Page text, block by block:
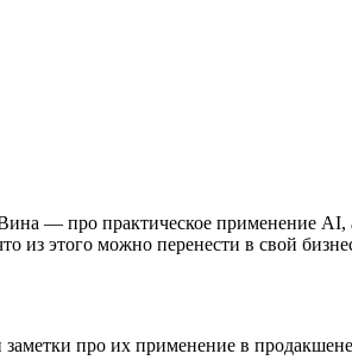
— про практическое применение AI,
из этого можно перенести в свой
про их применение в